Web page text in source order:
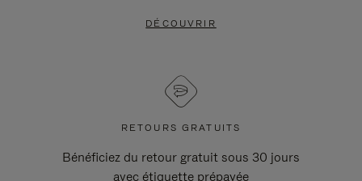
DÉCOUVRIR
RETOURS GRATUITS
Bénéficiez du retour gratuit sous 30 jours
avec étiquette prépayée